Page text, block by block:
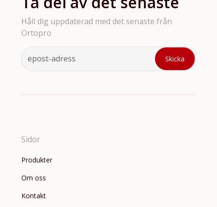
Håll dig uppdaterad med det senaste från
Ortopro
Sidor
Produkter
Om oss
Kontakt